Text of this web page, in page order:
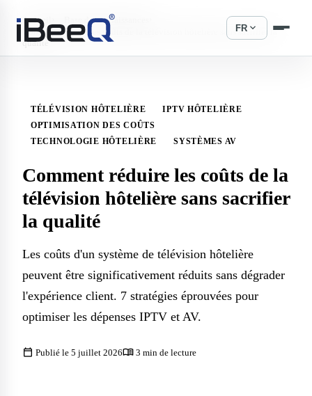
FR expand_more
Accueil Base de connaissances
Comment réduire les coûts de la télévision hôtelière sans sacrifier la
qualité
TÉLÉVISION HÔTELIÈRE
IPTV HÔTELIÈRE
OPTIMISATION DES COÛTS
TECHNOLOGIE HÔTELIÈRE
SYSTÈMES AV
Comment réduire les coûts de la
télévision hôtelière sans sacrifier
la qualité
Les coûts d'un système de télévision hôtelière
peuvent être significativement réduits sans dégrader
l'expérience client. 7 stratégies éprouvées pour
optimiser les dépenses IPTV et AV.
calendar_today Publié le 5 juillet 2026menu_book 3 min de lecture